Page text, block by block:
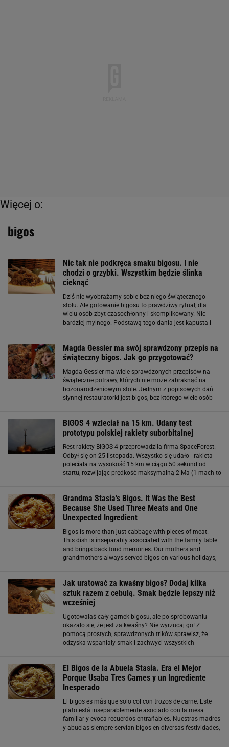
Więcej o:
bigos
Nic tak nie podkręca smaku bigosu. I nie
chodzi o grzybki. Wszystkim będzie ślinka
cieknąć
Dziś nie wyobrażamy sobie bez niego świątecznego
stołu. Ale gotowanie bigosu to prawdziwy rytuał, dla
wielu osób zbyt czasochłonny i skomplikowany. Nic
bardziej mylnego. Podstawą tego dania jest kapusta i
Magda Gessler ma swój sprawdzony przepis na
świąteczny bigos. Jak go przygotować?
Magda Gessler ma wiele sprawdzonych przepisów na
świąteczne potrawy, których nie może zabraknąć na
bożonarodzeniowym stole. Jednym z popisowych dań
słynnej restauratorki jest bigos, bez którego wiele osób
BIGOS 4 wzleciał na 15 km. Udany test
prototypu polskiej rakiety suborbitalnej
Rest rakiety BIGOS 4 przeprowadziła firma SpaceForest.
Odbył się on 25 listopada. Wszystko się udało - rakieta
poleciała na wysokość 15 km w ciągu 50 sekund od
startu, rozwijając prędkość maksymalną 2 Ma (1 mach to
Grandma Stasia's Bigos. It Was the Best
Because She Used Three Meats and One
Unexpected Ingredient
Bigos is more than just cabbage with pieces of meat.
This dish is inseparably associated with the family table
and brings back fond memories. Our mothers and
grandmothers always served bigos on various holidays,
Jak uratować za kwaśny bigos? Dodaj kilka
sztuk razem z cebulą. Smak będzie lepszy niż
wcześniej
Ugotowałaś cały garnek bigosu, ale po spróbowaniu
okazało się, że jest za kwaśny? Nie wyrzucaj go! Z
pomocą prostych, sprawdzonych trików sprawisz, że
odzyska wspaniały smak i zachwyci wszystkich
El Bigos de la Abuela Stasia. Era el Mejor
Porque Usaba Tres Carnes y un Ingrediente
Inesperado
El bigos es más que solo col con trozos de carne. Este
plato está inseparablemente asociado con la mesa
familiar y evoca recuerdos entrañables. Nuestras madres
y abuelas siempre servían bigos en diversas festividades,